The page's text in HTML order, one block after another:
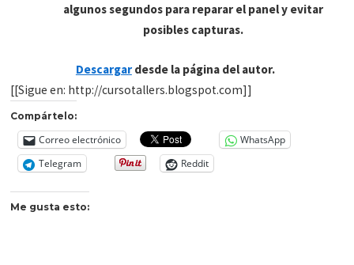
algunos segundos para reparar el panel y evitar
posibles capturas.
Descargardesde la página del autor.
[[Sigue en: http://cursotallers.blogspot.com]]
Compártelo:
Correo electrónico
WhatsApp
Telegram
Reddit
Me gusta esto: